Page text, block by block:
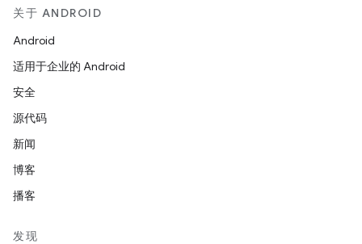
关于 ANDROID
Android
适用于企业的 Android
安全
源代码
新闻
博客
播客
发现